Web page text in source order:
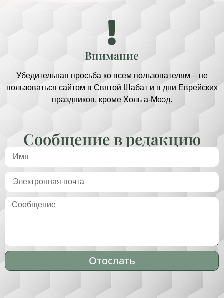
Внимание
Убедительная просьба ко всем пользователям – не
пользоваться сайтом в Святой Шабат и в дни Еврейских
праздников, кроме Холь а-Моэд.
Сообщение в редакцию
Отослать